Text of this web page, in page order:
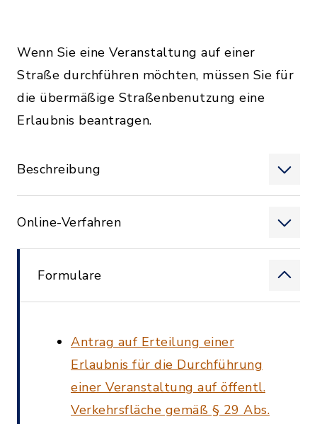
Wenn Sie eine Veranstaltung auf einer
Straße durchführen möchten, müssen Sie für
die übermäßige Straßenbenutzung eine
Erlaubnis beantragen.
Beschreibung
Online-Verfahren
Formulare
Antrag auf Erteilung einer
Erlaubnis für die Durchführung
einer Veranstaltung auf öffentl.
Verkehrsfläche gemäß § 29 Abs.